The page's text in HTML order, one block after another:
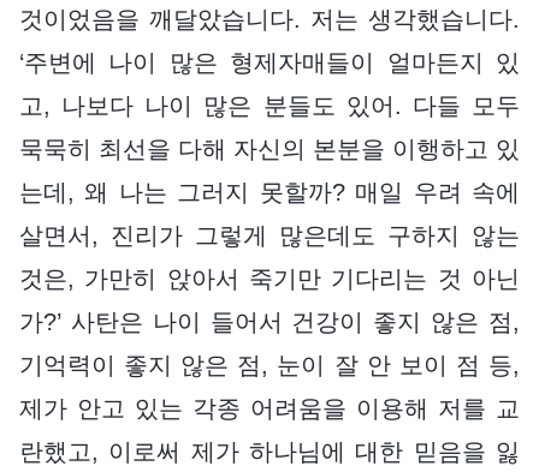
것이었음을 깨달았습니다. 저는 생각했습니다.
‘주변에 나이 많은 형제자매들이 얼마든지 있
고, 나보다 나이 많은 분들도 있어. 다들 모두
묵묵히 최선을 다해 자신의 본분을 이행하고 있
는데, 왜 나는 그러지 못할까? 매일 우려 속에
살면서, 진리가 그렇게 많은데도 구하지 않는
것은, 가만히 앉아서 죽기만 기다리는 것 아닌
가?’ 사탄은 나이 들어서 건강이 좋지 않은 점,
기억력이 좋지 않은 점, 눈이 잘 안 보이 점 등,
제가 안고 있는 각종 어려움을 이용해 저를 교
란했고, 이로써 제가 하나님에 대한 믿음을 잃